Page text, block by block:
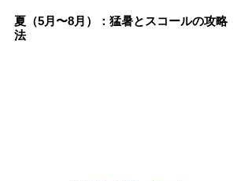
夏（5月〜8月）：猛暑とスコールの攻略
法